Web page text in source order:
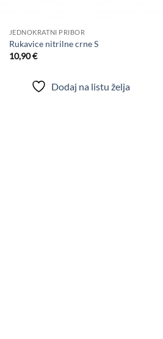
JEDNOKRATNI PRIBOR
Rukavice nitrilne crne S
10,90€
Dodaj na listu želja